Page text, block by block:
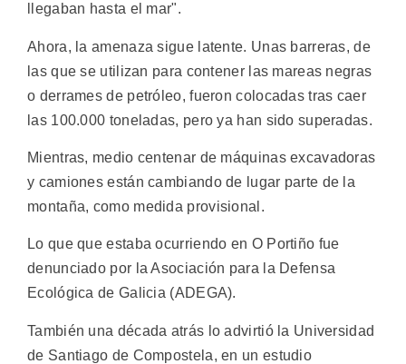
llegaban hasta el mar".
Ahora, la amenaza sigue latente. Unas barreras, de
las que se utilizan para contener las mareas negras
o derrames de petróleo, fueron colocadas tras caer
las 100.000 toneladas, pero ya han sido superadas.
Mientras, medio centenar de máquinas excavadoras
y camiones están cambiando de lugar parte de la
montaña, como medida provisional.
Lo que que estaba ocurriendo en O Portiño fue
denunciado por la Asociación para la Defensa
Ecológica de Galicia (ADEGA).
También una década atrás lo advirtió la Universidad
de Santiago de Compostela, en un estudio